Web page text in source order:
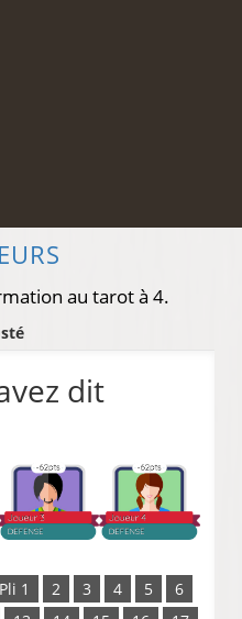
au tarot à 4.
dit
Pli 1 2 3 4 5
6